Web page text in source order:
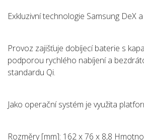
Exkluzivní technologie Samsung DeX
Provoz zajišťuje dobíjecí baterie s
podporou rychlého nabíjení a
standardu Qi.
Jako operační systém je využita
Rozměry [mm]: 162 x 76 x 8,8